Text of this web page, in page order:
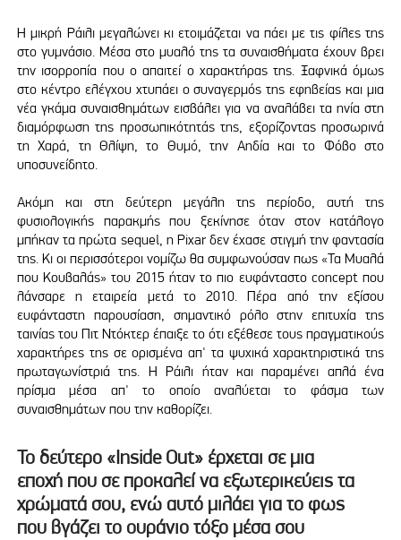
Η μικρή Ράιλι μεγαλώνει κι ετοιμάζεται να πάει με τις φίλες της
στο γυμνάσιο. Μέσα στο μυαλό της τα συναισθήματα έχουν βρει
την ισορροπία που ο απαιτεί ο χαρακτήρας της. Ξαφνικά όμως
στο κέντρο ελέγχου χτυπάει ο συναγερμός της εφηβείας και μια
νέα γκάμα συναισθημάτων εισβάλει για να αναλάβει τα ηνία στη
διαμόρφωση της προσωπικότητάς της, εξορίζοντας προσωρινά
τη Χαρά, τη Θλίψη, το Θυμό, την Αηδία και το Φόβο στο
υποσυνείδητο.
Ακόμη και στη δεύτερη μεγάλη της περίοδο, αυτή της
φυσιολογικής παρακμής που ξεκίνησε όταν στον κατάλογο
μπήκαν τα πρώτα sequel, η Pixar δεν έχασε στιγμή την φαντασία
της. Κι οι περισσότεροι νομίζω θα συμφωνούσαν πως «Τα Μυαλά
που Κουβαλάς» του 2015 ήταν το πιο ευφάνταστο concept που
λάνσαρε η εταιρεία μετά το 2010. Πέρα από την εξίσου
ευφάνταστη παρουσίαση, σημαντικό ρόλο στην επιτυχία της
ταινίας του Πιτ Ντόκτερ έπαιξε το ότι εξέθεσε τους πραγματικούς
χαρακτήρες της σε ορισμένα απ' τα ψυχικά χαρακτηριστικά της
πρωταγωνίστριά της. H Ράιλι ήταν και παραμένει απλά ένα
πρίσμα μέσα απ' το οποίο αναλύεται το φάσμα των
συναισθημάτων που την καθορίζει.
Το δεύτερο «Inside Out» έρχεται σε μια
εποχή που σε προκαλεί να εξωτερικεύεις τα
χρώματά σου, ενώ αυτό μιλάει για το φως
που βγάζει το ουράνιο τόξο μέσα σου